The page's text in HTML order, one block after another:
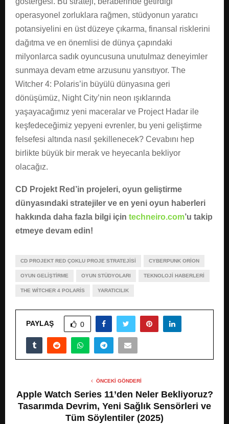
operasyonel zorluklara rağmen, stüdyonun yaratıcı
potansiyelini en üst düzeye çıkarma, finansal risklerini
dağıtma ve en önemlisi de dünya çapındaki
milyonlarca sadık oyuncusuna unutulmaz deneyimler
sunmaya devam etme arzusunu yansıtıyor. The
Witcher 4: Polaris’in büyülü dünyasına geri
dönüşümüz, Night City’nin neon ışıklarında
yaşayacağımız yeni maceralar ve Project Hadar ile
keşfedeceğimiz yepyeni evrenler, bu yeni geliştirme
felsefesi altında nasıl şekillenecek? Cevabını hep
birlikte büyük bir merak ve heyecanla bekliyor
olacağız.
CD Projekt Red’in projeleri, oyun geliştirme
dünyasındaki stratejiler ve en yeni oyun haberleri
hakkında daha fazla bilgi için techneiro.com’u takip
etmeye devam edin!
CD PROJEKT RED ÇOKLU PROJE STRATEJISI CYBERPUNK ORION
OYUN GELIŞTIRME OYUN STÜDYOLARI TEKNOLOJI HABERLERI
THE WITCHER 4 POLARIS YARATICILIK
PAYLAŞ 0
ÖNCEKI GÖNDERI
Apple Watch Series 11’den Neler Bekliyoruz?
Tasarımda Devrim, Yeni Sağlık Sensörleri ve
Tüm Söylentiler (2025)